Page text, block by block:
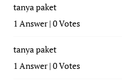
tanya paket
1 Answer|0 Votes
tanya paket
1 Answer|0 Votes